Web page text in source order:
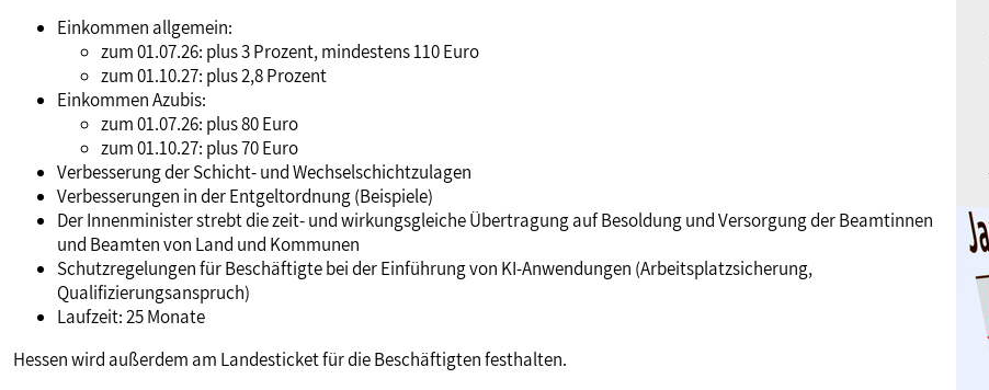
Einkommen allgemein:
zum 01.07.26: plus 3 Prozent, mindestens 110 Euro
zum 01.10.27: plus 2,8 Prozent
Einkommen Azubis:
zum 01.07.26: plus 80 Euro
zum 01.10.27: plus 70 Euro
Verbesserung der Schicht- und Wechselschichtzulagen
Verbesserungen in der Entgeltordnung (Beispiele)
Der Innenminister strebt die zeit- und wirkungsgleiche Übertragung auf Besoldung und Versorgung der Beamtinnen
und Beamten von Land und Kommunen
Schutzregelungen für Beschäftigte bei der Einführung von KI-Anwendungen (Arbeitsplatzsicherung,
Qualifizierungsanspruch)
Laufzeit: 25 Monate
Hessen wird außerdem am Landesticket für die Beschäftigten festhalten.